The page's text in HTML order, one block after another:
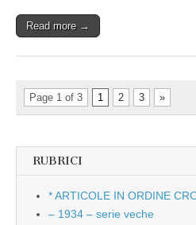
Read more →
Page 1 of 3 1 2 3 »
RUBRICI
* ARTICOLE IN ORDINE
– 1934 – serie veche